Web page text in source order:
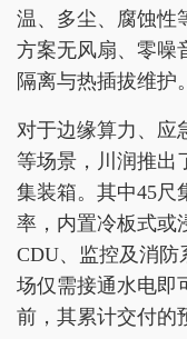
温、多尘、腐蚀性
方案无风扇、零噪
隔离与热插拔维护。
对于边缘算力、应
等场景，川润推出
集装箱。其中45尺
率，内置冷板式或
CDU、监控及消
场仅需接通水电即
前，其累计交付的